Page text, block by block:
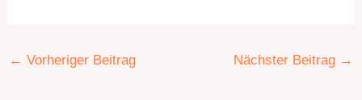
← Vorheriger Beitrag Nächster Beitrag →